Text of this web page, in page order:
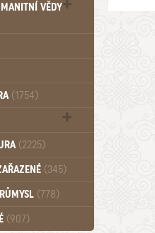
VĚDY
rozvoj (760)
(1754)
(1297)(2225)
(345)
(778)
(907)